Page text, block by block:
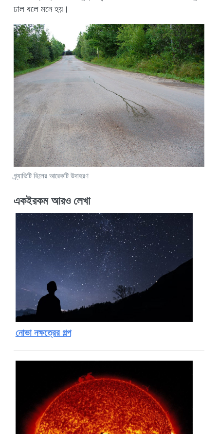
ঢাল বলে মনে হয়।
গ্র্যাভিটি হিলের আরেকটি উদাহরণ
একইরকম আরও লেখা
নোভা নক্ষত্রের গল্প